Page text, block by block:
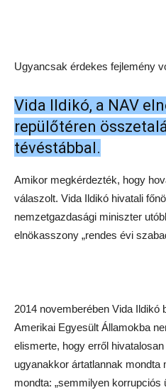
Ugyancsak érdekes fejlemény
Vida Ildikó, a NAV
repülőtéren
tévéstábbal.
Amikor megkérdezték, hogy
válaszolt. Vida Ildikó hivatali
nemzetgazdasági miniszter
elnökasszony „rendes évi
2014 novemberében Vida Ildikó
Amerikai Egyesült Államokba
elismerte, hogy erről
ugyanakkor ártatlannak mondta
mondta: „semmilyen